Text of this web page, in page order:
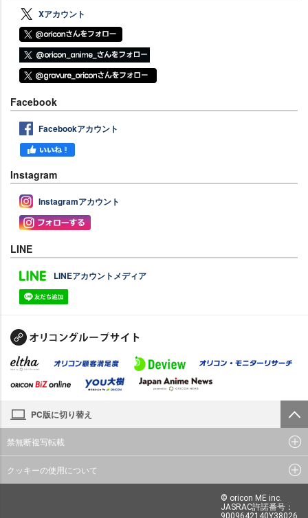
Xアカウント
Facebook
Facebookアカウント
Instagram
Instagramアカウント
LINE
LINEアカウントメディア
PC版に切り替え
禁無断複写転載
クッキーの使用について
© oricon ME inc.
JASRAC許諾番号：
9009642140Y38026